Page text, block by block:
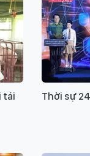
tái
Thời sự